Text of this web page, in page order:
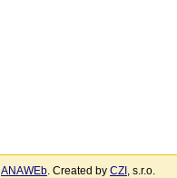
ANAWEb. Created by CZI , s.r.o.